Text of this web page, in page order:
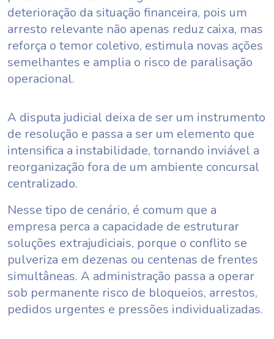
deterioração da situação financeira, pois um
arresto relevante não apenas reduz caixa, mas
reforça o temor coletivo, estimula novas ações
semelhantes e amplia o risco de paralisação
operacional.
A disputa judicial deixa de ser um instrumento
de resolução e passa a ser um elemento que
intensifica a instabilidade, tornando inviável a
reorganização fora de um ambiente concursal
centralizado.
Nesse tipo de cenário, é comum que a
empresa perca a capacidade de estruturar
soluções extrajudiciais, porque o conflito se
pulveriza em dezenas ou centenas de frentes
simultâneas. A administração passa a operar
sob permanente risco de bloqueios, arrestos,
pedidos urgentes e pressões individualizadas.